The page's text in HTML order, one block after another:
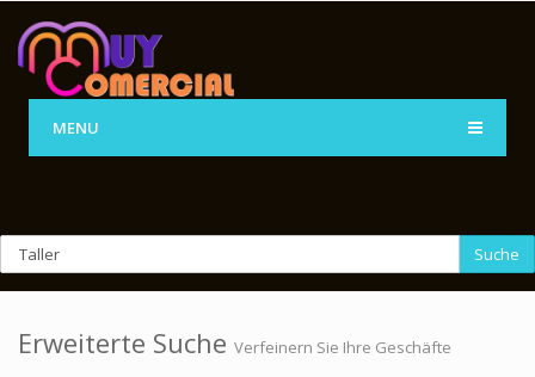
MENU
Suche
Erweiterte Suche Verfeinern Sie Ihre Geschäfte